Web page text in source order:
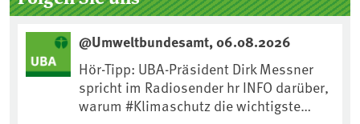
@Umweltbundesamt, 06.08.2026
Hör-Tipp: UBA-Präsident Dirk Messner
spricht im Radiosender hr INFO darüber,
warum #Klimaschutz die wichtigste